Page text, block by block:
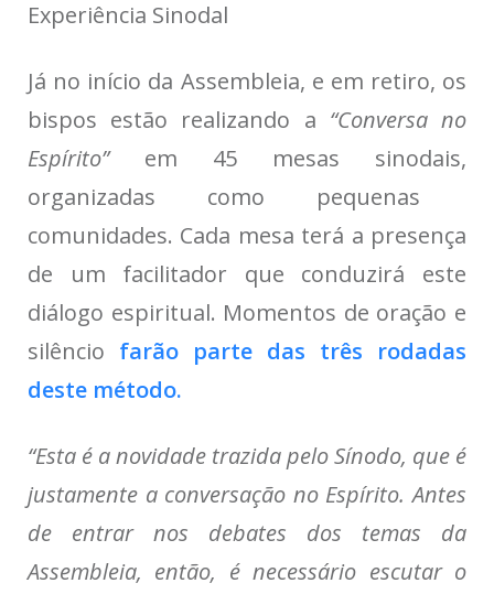
Experiência Sinodal
Já no início da Assembleia, e em retiro, os
bispos estão realizando a “Conversa no
Espírito” em 45 mesas sinodais,
organizadas como pequenas
comunidades. Cada mesa terá a presença
de um facilitador que conduzirá este
diálogo espiritual. Momentos de oração e
silêncio farão parte das três rodadas
deste método.
“Esta é a novidade trazida pelo Sínodo, que é
justamente a conversação no Espírito. Antes
de entrar nos debates dos temas da
Assembleia, então, é necessário escutar o